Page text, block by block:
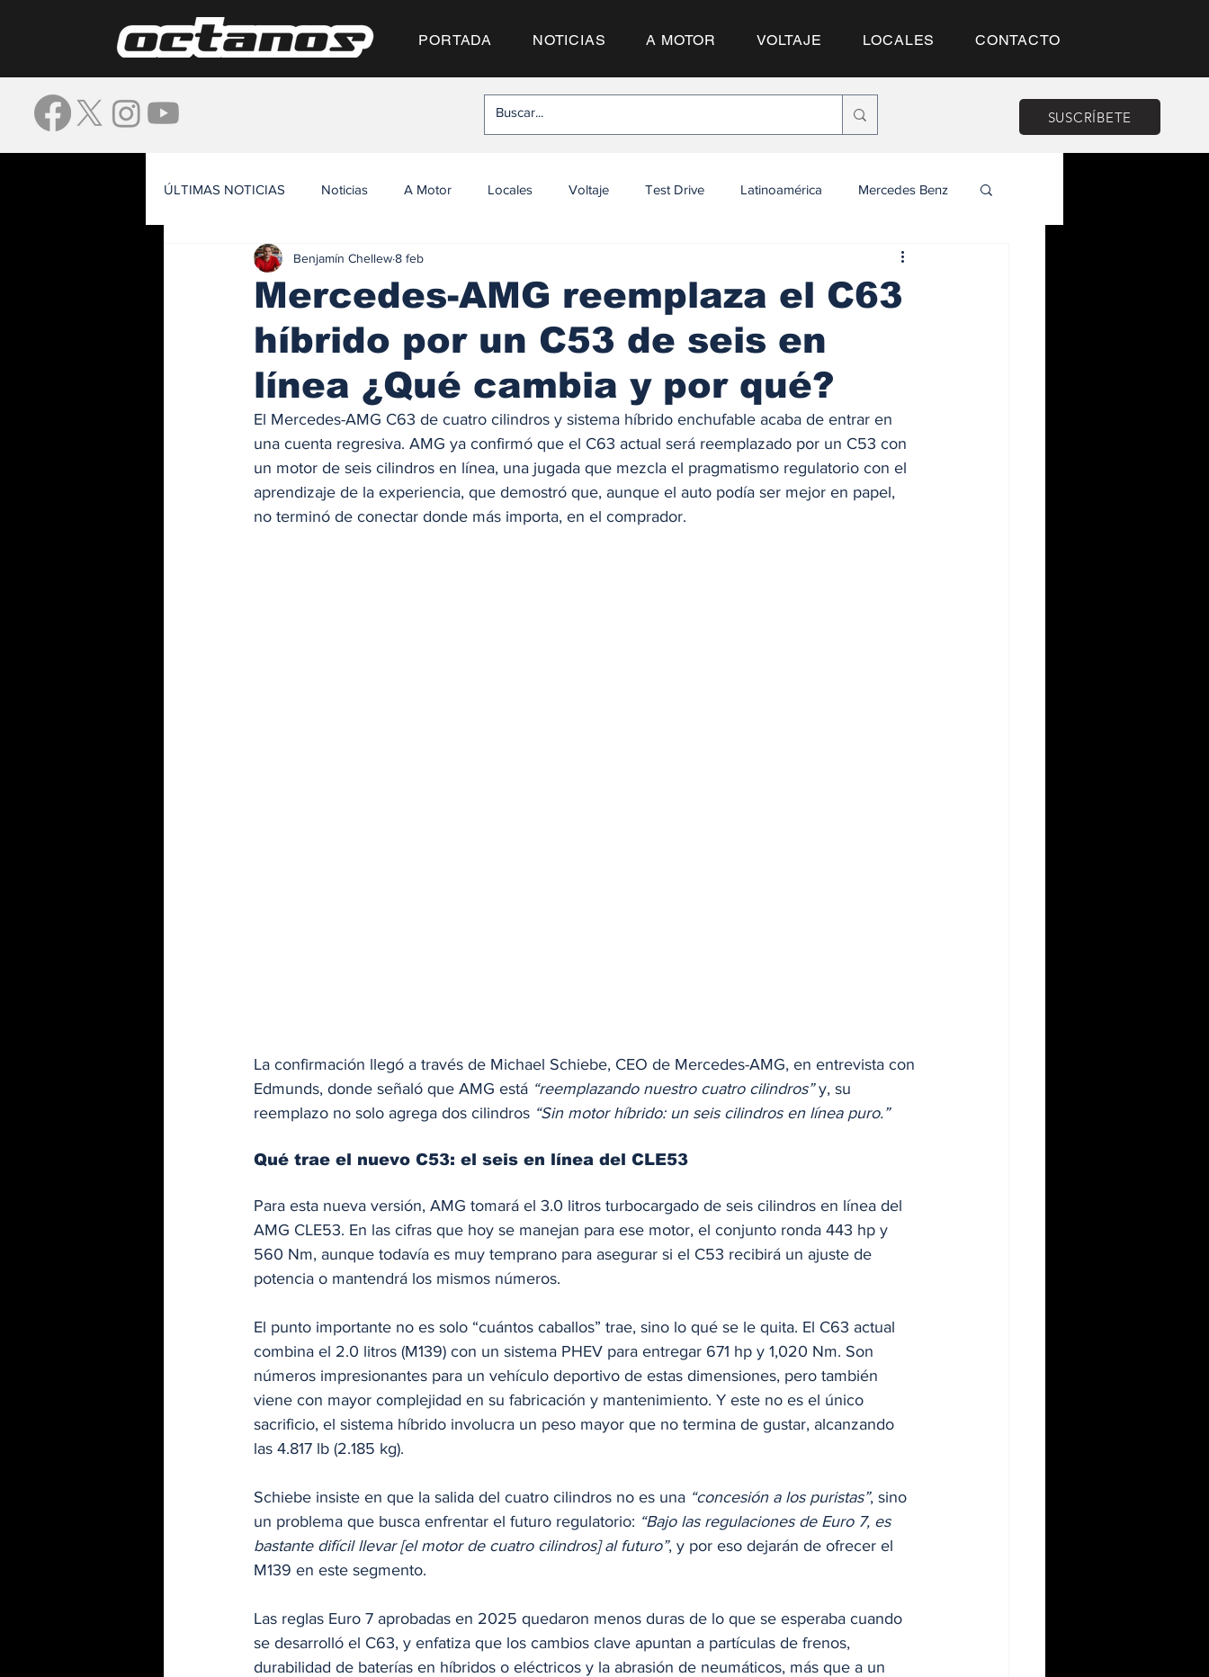
PORTADA NOTICIAS A MOTOR VOLTAJE LOCALES CONTACTO
SUSCRÍBETE
ÚLTIMAS NOTICIAS Noticias A Motor Locales Voltaje Test Drive Latinoamérica Mercedes Benz
Mercedes-AMG reemplaza el C63
híbrido por un C53 de seis en
línea ¿Qué cambia y por qué?
Benjamín Chellew8 feb
El Mercedes-AMG C63 de cuatro cilindros y sistema híbrido enchufable acaba de entrar en
una cuenta regresiva. AMG ya confirmó que el C63 actual será reemplazado por un C53 con
un motor de seis cilindros en línea, una jugada que mezcla el pragmatismo regulatorio con el
aprendizaje de la experiencia, que demostró que, aunque el auto podía ser mejor en papel,
no terminó de conectar donde más importa, en el comprador.
La confirmación llegó a través de Michael Schiebe, CEO de Mercedes-AMG, en entrevista con
Edmunds, donde señaló que AMG está “reemplazando nuestro cuatro cilindros” y, su
reemplazo no solo agrega dos cilindros “Sin motor híbrido: un seis cilindros en línea puro.”
Qué trae el nuevo C53: el seis en línea del CLE53
Para esta nueva versión, AMG tomará el 3.0 litros turbocargado de seis cilindros en línea del
AMG CLE53. En las cifras que hoy se manejan para ese motor, el conjunto ronda 443 hp y
560 Nm, aunque todavía es muy temprano para asegurar si el C53 recibirá un ajuste de
potencia o mantendrá los mismos números.
El punto importante no es solo “cuántos caballos” trae, sino lo qué se le quita. El C63 actual
combina el 2.0 litros (M139) con un sistema PHEV para entregar 671 hp y 1,020 Nm. Son
números impresionantes para un vehículo deportivo de estas dimensiones, pero también
viene con mayor complejidad en su fabricación y mantenimiento. Y este no es el único
sacrificio, el sistema híbrido involucra un peso mayor que no termina de gustar, alcanzando
las 4.817 lb (2.185 kg).
Schiebe insiste en que la salida del cuatro cilindros no es una “concesión a los puristas”, sino
un problema que busca enfrentar el futuro regulatorio: “Bajo las regulaciones de Euro 7, es
bastante difícil llevar [el motor de cuatro cilindros] al futuro”, y por eso dejarán de ofrecer el
M139 en este segmento.
Las reglas Euro 7 aprobadas en 2025 quedaron menos duras de lo que se esperaba cuando
se desarrolló el C63, y enfatiza que los cambios clave apuntan a partículas de frenos,
durabilidad de baterías en híbridos o eléctricos y la abrasión de neumáticos, más que a un